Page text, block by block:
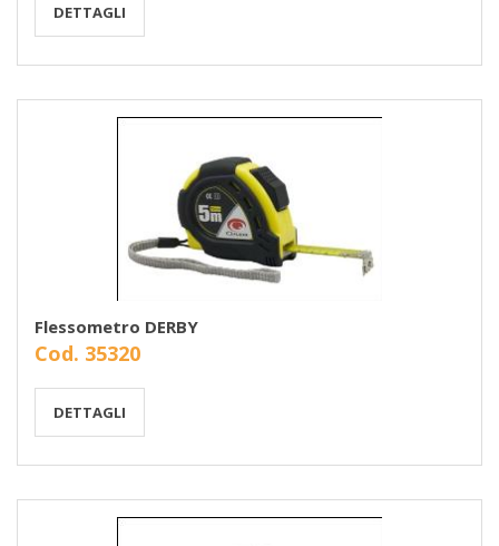
DETTAGLI
Flessometro DERBY
Cod. 35320
DETTAGLI